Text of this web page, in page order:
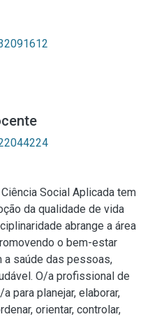
Social Aplicada tem
da qualidade de vida
abrange a área
o bem-estar
saúde das pessoas,
O/a profissional de
para planejar, elaborar,
orientar, controlar,